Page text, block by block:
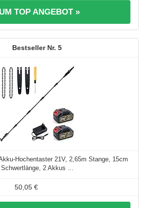
TOP ANGEBOT »
5
Hochentaster 21V, 2,65m Stange, 15cm
Schwertlänge, 2 Akkus ...
50,05 €